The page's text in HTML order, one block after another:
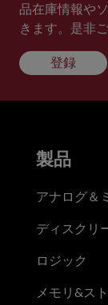
品在庫情報や
きます。是非
登録
製品
アナログ＆
ディスクリ
ロジック
メモリ&ス